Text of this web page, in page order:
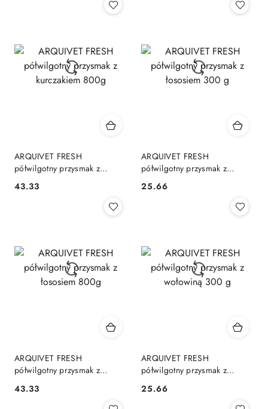
ARQUIVET FRESH
półwilgotny przysmak z
Cena:
43.33
ARQUIVET FRESH
półwilgotny przysmak z
Cena:
25.66
ARQUIVET FRESH
półwilgotny przysmak z
Cena:
43.33
ARQUIVET FRESH
półwilgotny przysmak z
Cena:
25.66